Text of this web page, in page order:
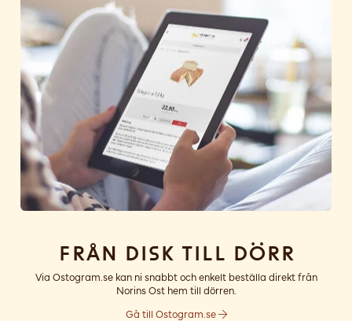
Från disk till dörr
Via Ostogram.se kan ni snabbt och enkelt beställa direkt från
Norins Ost hem till dörren.
Gå till Ostogram.se